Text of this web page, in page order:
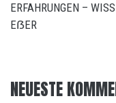
ERFAHRUNGEN –
EẞER
NEUESTE